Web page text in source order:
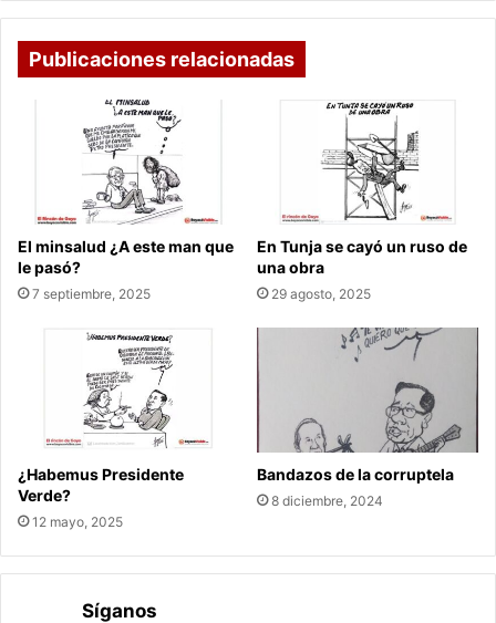
Publicaciones relacionadas
El minsalud ¿A este man que
le pasó?
7 septiembre, 2025
En Tunja se cayó un ruso de
una obra
29 agosto, 2025
¿Habemus Presidente
Verde?
12 mayo, 2025
Bandazos de la corruptela
8 diciembre, 2024
Síganos